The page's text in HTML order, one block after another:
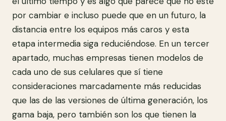
por cambiar e incluso puede que en un futuro, la
distancia entre los equipos más caros y esta
etapa intermedia siga reduciéndose. En un tercer
apartado, muchas empresas tienen modelos de
cada uno de sus celulares que sí tiene
consideraciones marcadamente más reducidas
que las de las versiones de última generación, los
gama baja, pero también son los que tienen la